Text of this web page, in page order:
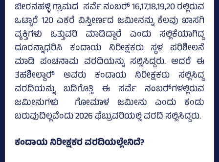
ಬೀರನಹಳ್ಳಿ ಗ್ರಾಮದ ಸರ್ವೆ ನಂಬರ್‍‌ 16,17,18,19,20 ರಲ್ಲಿರುವ
ಒಟ್ಟಾರೆ 120 ಎಕರೆ ವಿಸ್ತೀರ್ಣದ ಜಮೀನನ್ನು ಕೆಲವು ಖಾಸಗಿ
ವ್ಯಕ್ತಿಗಳು ಒತ್ತುವರಿ ಮಾಡಿದ್ದಾರೆ ಎಂದು ಸಲ್ಲಿಕೆಯಾಗಿದ್ದ
ದೂರನ್ನಾಧರಿಸಿ ಕಂದಾಯ ನಿರೀಕ್ಷಕರು ಸ್ಥಳ ಪರಿಶೀಲನೆ
ಮಾಡಿ ಪಂಚನಾಮ ವರದಿಯನ್ನು ಸಲ್ಲಿಸಿದ್ದರು. ಆದರೆ ಈ
ತಹಶೀಲ್ದಾರ್‍‌ ಅವರು ಕಂದಾಯ ನಿರೀಕ್ಷಕರು ಸಲ್ಲಿಸಿದ್ದ
ವರದಿಯನ್ನು ಬದಿಗೊತ್ತಿ ಈ ಸರ್ವೆ ನಂಬರ್‍‌ಗಳಲ್ಲಿರುವ
ಜಮೀನುಗಳು ಗೋಮಾಳ ಜಮೀನು ಎಂದು ಕಂಡು
ಬರುವುದಿಲ್ಲವೆಂದು 2026 ಫೆಬ್ರುವರಿಯಲ್ಲಿ ವರದಿ ಸಲ್ಲಿಸಿದ್ದರು.
ಕಂದಾಯ ನಿರೀಕ್ಷಕರ ವರದಿಯಲ್ಲೇನಿದೆ?